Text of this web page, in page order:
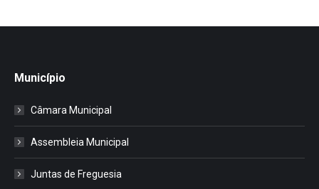
Município
Câmara Municipal
Assembleia Municipal
Juntas de Freguesia